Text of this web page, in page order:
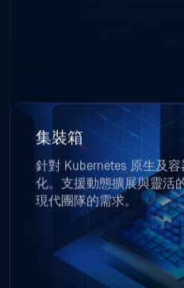
集裝箱
針對 Kubernetes 原生及
化。支援動態擴展與靈活
現代團隊的需求。